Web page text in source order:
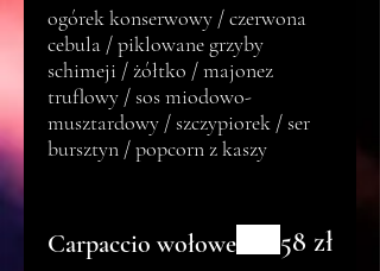
ogórek konserwowy / czerwona
cebula / piklowane grzyby
schimeji / żółtko / majonez
truflowy / sos miodowo-
musztardowy / szczypiorek / ser
bursztyn / popcorn z kaszy
Carpaccio wołowe 58 zł